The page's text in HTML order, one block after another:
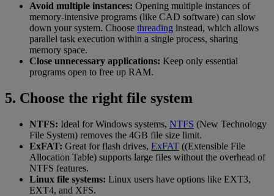
Avoid multiple instances: Opening multiple instances of
memory-intensive programs (like CAD software) can slow
down your system. Choose threading instead, which allows
parallel task execution within a single process, sharing
memory space.
Close unnecessary applications: Keep only essential
programs open to free up RAM.
5. Choose the right file system
NTFS: Ideal for Windows systems, NTFS (New Technology
File System) removes the 4GB file size limit.
ExFAT: Great for flash drives, ExFAT ((Extensible File
Allocation Table) supports large files without the overhead of
NTFS features.
Linux file systems: Linux users have options like EXT3,
EXT4, and XFS.